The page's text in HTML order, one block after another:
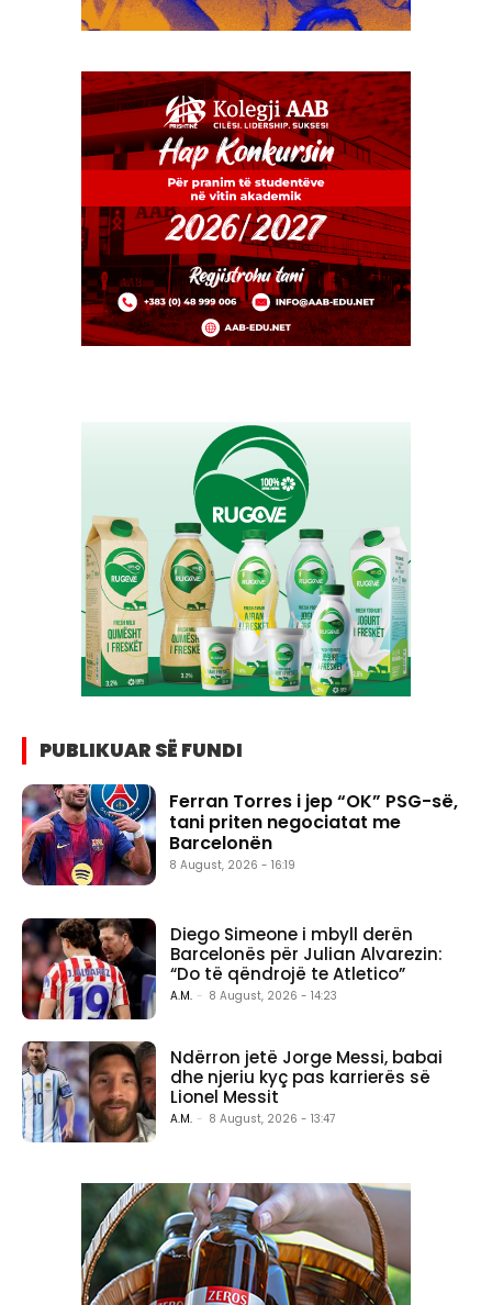
PUBLIKUAR SË FUNDI
Ferran Torres i jep “OK” PSG-së,
tani priten negociatat me
Barcelonën
8 August, 2026 - 16:19
Diego Simeone i mbyll derën
Barcelonës për Julian Alvarezin:
“Do të qëndrojë te Atletico”
A.M. - 8 August, 2026 - 14:23
Ndërron jetë Jorge Messi, babai
dhe njeriu kyç pas karrierës së
Lionel Messit
A.M. - 8 August, 2026 - 13:47